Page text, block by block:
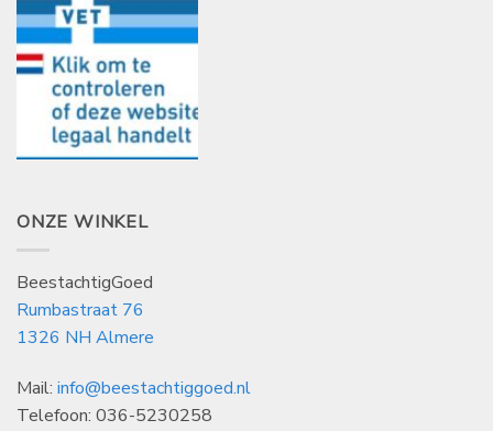
ONZE WINKEL
BeestachtigGoed
Rumbastraat 76
1326 NH Almere
Mail: info@beestachtiggoed.nl
Telefoon: 036-5230258